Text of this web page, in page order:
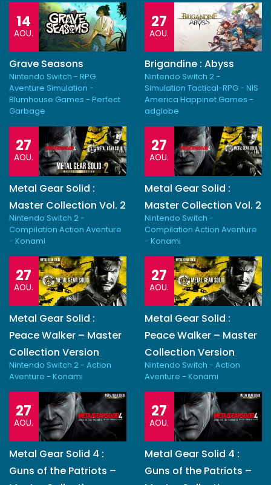
14
AOU.
Grave Seasons
Nintendo Switch - RPG
Aventure Simulation -
Blumhouse Games - Perfect
Garbage
27
AOU.
Brigandine : Abyss
Nintendo Switch 2 -
Simulation Tactical-RPG - NIS
America Happinet Games -
adglobe
27
AOU.
Metal Gear Solid :
Master Collection Vol. 2
Nintendo Switch 2 -
Compilation Action Aventure
- Konami
27
AOU.
Metal Gear Solid :
Master Collection Vol. 2
Nintendo Switch -
Compilation Action Aventure
- Konami
27
AOU.
Metal Gear Solid :
Peace Walker – Master
Collection Version
Nintendo Switch 2 - Action
Aventure - Konami
27
AOU.
Metal Gear Solid :
Peace Walker – Master
Collection Version
Nintendo Switch - Action
Aventure - Konami
27
AOU.
Metal Gear Solid 4 :
Guns of the Patriots –
27
AOU.
Metal Gear Solid 4 :
Guns of the Patriots –